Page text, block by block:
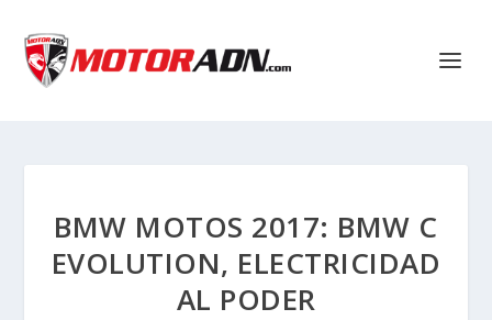
BMW MOTOS 2017: BMW C
EVOLUTION, ELECTRICIDAD
AL PODER